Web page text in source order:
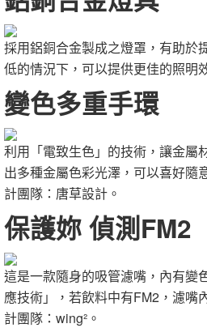
採用鋁銅合金製成之燈罩，有助於
低的情況下，可以提供更佳的照明
變色多重手環
利用「電致生色」的技術，讓金屬
出多種金屬色彩光澤，可以喜好隨
計團隊：唐草設計。
保護妳 偵測FM2
這是一款隨身的吸管濾嘴，內有變
應技術」，若飲料中有FM2，濾嘴
計團隊：wing²。